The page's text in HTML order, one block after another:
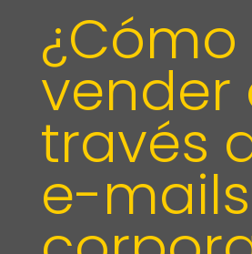
¿Cómo
vender
través
e-mails